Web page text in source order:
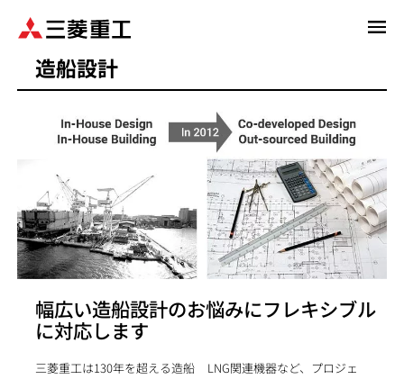
造船設計
幅広い造船設計のお悩みにフレキシブル
に対応します
三菱重工は130年を超える造船
LNG関連機器など、プロジェ